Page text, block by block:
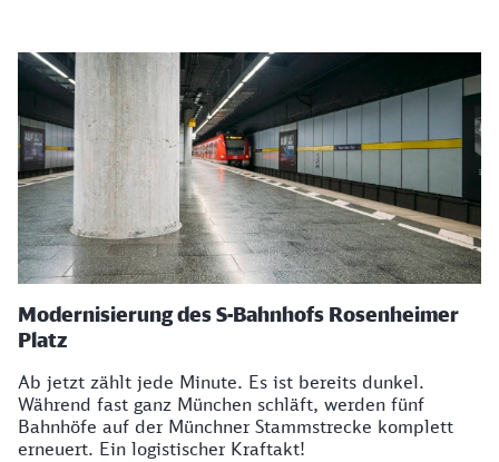
Modernisierung des S-Bahnhofs Rosenheimer
Platz
Ab jetzt zählt jede Minute. Es ist bereits dunkel.
Während fast ganz München schläft, werden fünf
Bahnhöfe auf der Münchner Stammstrecke komplett
erneuert. Ein logistischer Kraftakt!